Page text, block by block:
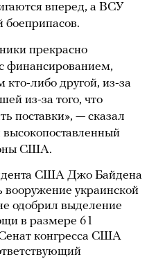
вперед, а ВСУ
боеприпасов.
прекрасно
финансированием,
либо другой, из-за
из-за того, что
поставки», — сказал
США.
США Джо Байдена
вооружение украинской
одобрил выделение
в размере 61
конгресса США